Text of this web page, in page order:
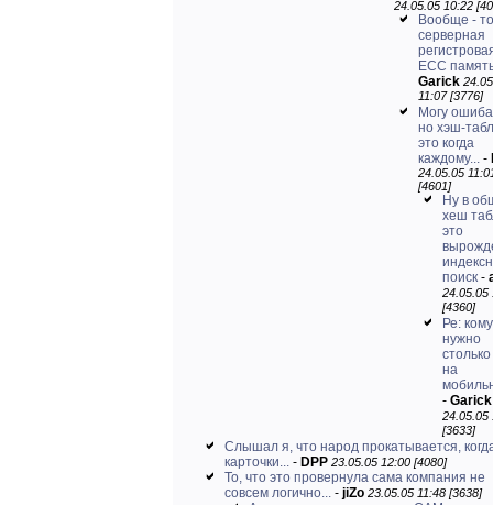
24.05.05 10:22
Вообще - то
серверная
ЕСС
Garick
11:07 [3776]
Могу
но хэш-
это когда
каждому... -
24.05.05
[4601]
Ну в
хеш
это
поиск -
24.05.05
[4360]
Ре: кому
нужно
на
- Garick
24.05.05
[3633]
Слышал я, что народ прокатывается,
карточки... - DPP 23.05.05 12:00 [4080]
То, что это провернула сама компания не
совсем логично... - jiZo 23.05.05 11:48 [3638]